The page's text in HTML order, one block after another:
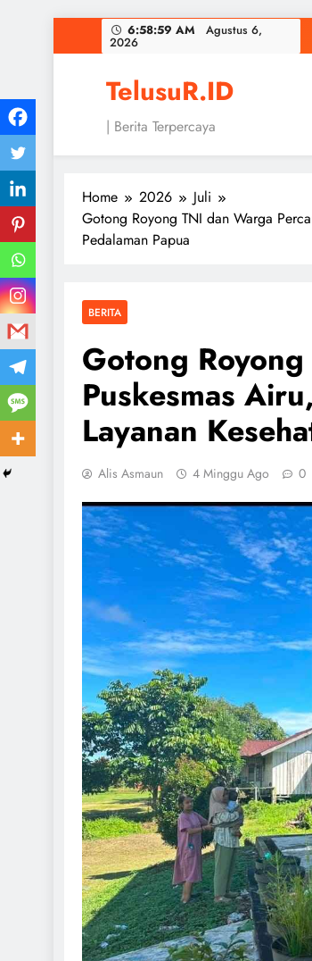
to
6:59:00 AM Agustus 6,
2026
TelusuR.ID
| Berita Terpercaya
Home 2026
Juli
Gotong Royong TNI dan Warga
Pedalaman Papua
BERITA
Gotong
Puskesmas
Layanan
Alis Asmaun 4 Minggu Ago 0